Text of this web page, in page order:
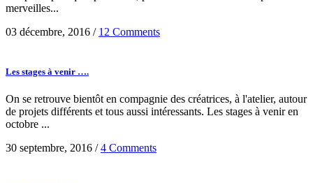
merveilles...
03 décembre, 2016 / 12 Comments
Les stages à venir ….
On se retrouve bientôt en compagnie des créatrices, à l'atelier, autour
de projets différents et tous aussi intéressants. Les stages à venir en
octobre ...
30 septembre, 2016 /4 Comments